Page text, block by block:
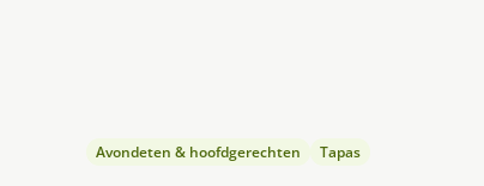
Avondeten & hoofdgerechten Tapas